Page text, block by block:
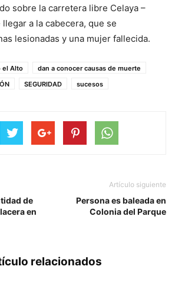
sobre la carretera libre Celaya –
a la cabecera, que se
lesionadas y una mujer fallecida.
el Alto
dan a conocer causas de muerte
SEGURIDAD sucesos
de
en
Artículo siguiente
Persona es baleada en
Colonia del Parque
relacionados